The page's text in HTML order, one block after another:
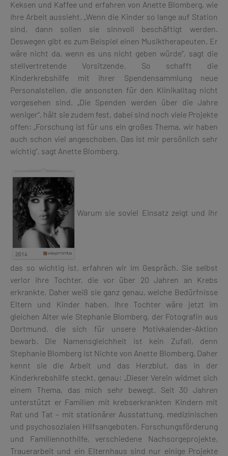
Keksen und Kaffee und erfahren von Anette Blomberg, wie
ihre Arbeit aussieht. „Wenn die Kinder so lange auf Station
sind, dann sollen sie sinnvoll beschäftigt werden.
Deswegen gibt es zum Beispiel einen Musiktherapeuten. Er
wäre nicht da, wenn es uns nicht geben würde“, sagt die
stellvertretende Vorsitzende. So schafft die
Kinderkrebshilfe mit ihrer Spendensammlung neue
Personalstellen, die ansonsten für den Klinikalltag nicht
vorgesehen sind. „Die Spenden werden über die Jahre
weniger“, hält sie zudem fest, dabei sind noch viele Projekte
offen: „Forschung ist für uns ein großes Thema, wir haben
auch schon viel angeschoben. Das ist mir persönlich sehr
wichtig“, sagt Anette Blomberg.
Warum sie soviel Einsatz zeigt und ihr
das so wichtig ist, erfahren wir im Gespräch. Sie selbst
verlor ihre Tochter, die vor über 20 Jahren an Krebs
erkrankte. Daher weiß sie ganz genau, welche Bedürfnisse
Eltern und Kinder haben. Ihre Tochter wäre jetzt im
gleichen Alter wie Stephanie Blomberg, der Fotografin aus
Dortmund, die sich für unsere Motivkalender-Aktion
bewarb. Die Namensgleichheit ist kein Zufall, denn
Stephanie Blomberg ist Nichte von Anette Blomberg. Daher
kennt sie die Arbeit und das Herzblut, das in der
Kinderkrebshilfe steckt, genau: „Dieser Verein widmet sich
einem Thema, das mich sehr bewegt. Seit 30 Jahren
unterstützt er Familien mit krebserkrankten Kindern mit
Rat und Tat – mit stationärer Ausstattung, medizinischen
und psychosozialen Hilfsangeboten. Forschungsförderung
und Familiennothilfe, verschiedene Nachsorgeprojekte,
Trauerarbeit und ein Elternhaus sind nur einige Projekte